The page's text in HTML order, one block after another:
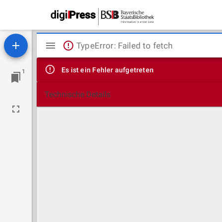
1
Mirador
Viewer
TypeError: Failed to fetch
Es ist ein Fehler aufgetreten
Technische Details